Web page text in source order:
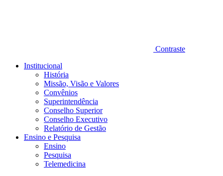
Contraste
Institucional
História
Missão, Visão e Valores
Convênios
Superintendência
Conselho Superior
Conselho Executivo
Relatório de Gestão
Ensino e Pesquisa
Ensino
Pesquisa
Telemedicina